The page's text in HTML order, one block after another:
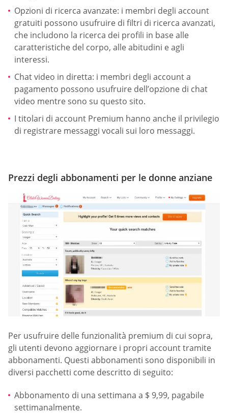
Opzioni di ricerca avanzate: i membri degli account
gratuiti possono usufruire di filtri di ricerca avanzati,
che includono la ricerca dei profili in base alle
caratteristiche del corpo, alle abitudini e agli
interessi.
Chat video in diretta: i membri degli account a
pagamento possono usufruire dell’opzione di chat
video mentre sono su questo sito.
I titolari di account Premium hanno anche il privilegio
di registrare messaggi vocali sui loro messaggi.
Prezzi degli abbonamenti per le donne anziane
Per usufruire delle funzionalità premium di cui sopra,
gli utenti devono aggiornare i propri account tramite
abbonamenti. Questi abbonamenti sono disponibili in
diversi pacchetti come descritto di seguito:
Abbonamento di una settimana a $ 9,99, pagabile
settimanalmente.